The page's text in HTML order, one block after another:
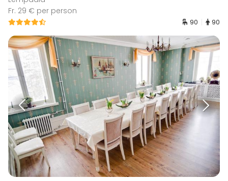
Fr. 29 € per person
90 90